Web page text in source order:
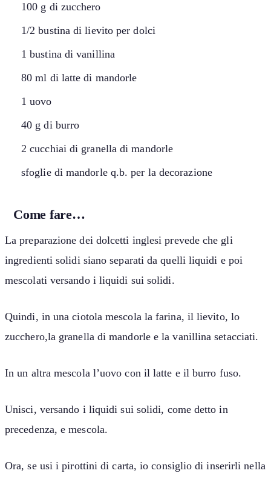
100 g di zucchero
1/2 bustina di lievito per dolci
1 bustina di vanillina
80 ml di latte di mandorle
1 uovo
40 g di burro
2 cucchiai di granella di mandorle
sfoglie di mandorle q.b. per la decorazione
Come fare…
La preparazione dei dolcetti inglesi prevede che gli
ingredienti solidi siano separati da quelli liquidi e poi
mescolati versando i liquidi sui solidi.
Quindi, in una ciotola mescola la farina, il lievito, lo
zucchero,la granella di mandorle e la vanillina setacciati.
In un altra mescola l’uovo con il latte e il burro fuso.
Unisci, versando i liquidi sui solidi, come detto in
precedenza, e mescola.
Ora, se usi i pirottini di carta, io consiglio di inserirli nella